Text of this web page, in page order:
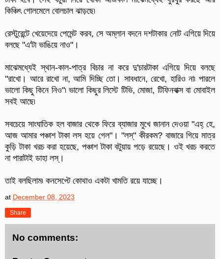
কিঞ্চিৎ গোলমেলে বোলচাল ঝাড়ছে৷
রেস্টুরেন্টে খেয়েদেয়ে পেমেন্ট করব, সে অম্লান বদনে দশটাকার নোট এগিয়ে দিয়ে
বলছে "এ'টা ভাঙিয়ে নাও"।
মাঝেমধ্যেই স্থান-কাল-পাত্র বিচার না করে দু'চারটাকা এগিয়ে দিয়ে বলছে
"রাখো। আরে রাখো না, আমি দিচ্ছি তো। সাবধানে, রেখো, হারিও না৷ পারলে
ভালো কিছু কিনে নিও"৷ ভালো কিছুর লিস্টে টিভি, মোজা, টিফিনবাক্স বা মোবাইল
সবই আছে৷
সবচেয়ে সাংঘাতিক হল বাজার থেকে ফিরে ব্যাজার মুখে জানান দেওয়া "এহ্ হে,
আজ আমার পঞ্চাশ টাকা লস হয়ে গেল"। "লস্" কীরকম? বাজারে গিয়ে মাত্র
কুড়ি টাকা খরচ করা হয়েছে, পঞ্চাশ টাকা বটুয়ায় পড়ে রয়েছে। ওই খরচ করতে
না পারাটাই ডাহা লস্।
তাই বলছিলাম৷ কনসেপ্টে কোথাও একটা খামতি রয়ে যাচ্ছে।
at December 08, 2023
Share
No comments: